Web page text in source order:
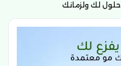
حلول لك ولزمانك